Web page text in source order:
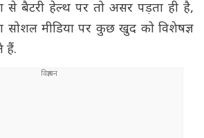
से बैटरी हेल्थ पर तो असर पड़ता ही है,
सोशल मीडिया पर कुछ खुद को विशेषज्ञ
हैं.